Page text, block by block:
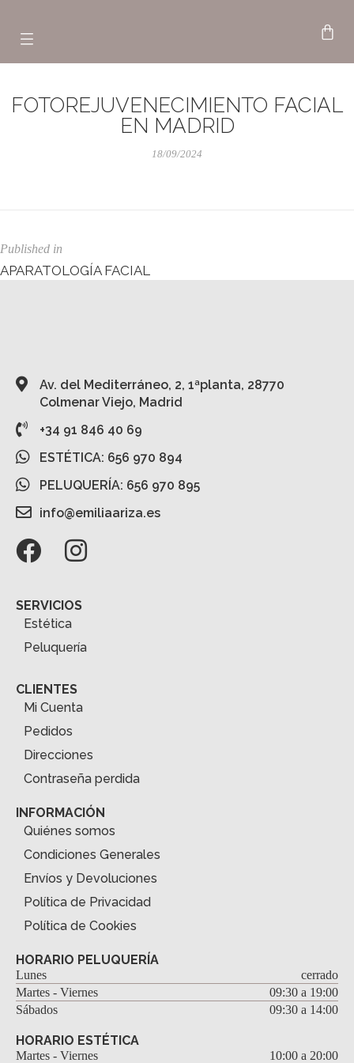
FOTOREJUVENECIMIENTO FACIAL
EN MADRID
18/09/2024
Published in
APARATOLOGÍA FACIAL
Av. del Mediterráneo, 2, 1ªplanta, 28770
Colmenar Viejo, Madrid
+34 91 846 40 69
ESTÉTICA: 656 970 894
PELUQUERÍA: 656 970 895
info@emiliaariza.es
SERVICIOS
Estética
Peluquería
CLIENTES
Mi Cuenta
Pedidos
Direcciones
Contraseña perdida
INFORMACIÓN
Quiénes somos
Condiciones Generales
Envíos y Devoluciones
Política de Privacidad
Política de Cookies
HORARIO PELUQUERÍA
Lunes
cerrado
Martes - Viernes
09:30 a 19:00
Sábados
09:30 a 14:00
HORARIO ESTÉTICA
Martes - Viernes 10:00 a 20:00